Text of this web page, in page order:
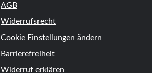
AGB
Widerrufsrecht
Cookie Einstellungen ändern
Barrierefreiheit
Widerruf erklären